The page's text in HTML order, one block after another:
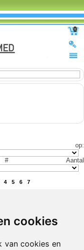
cookies
van cookies en
0
op:
# Aantal
4 5 6 7
5 6 7